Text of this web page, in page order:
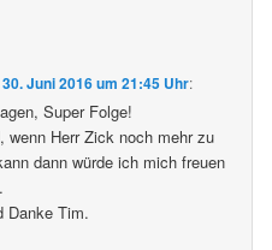
30. Juni 2016 um 21:45 Uhr:
Super Folge!
wenn Herr Zick noch mehr zu
dann würde ich mich freuen
Danke Tim.